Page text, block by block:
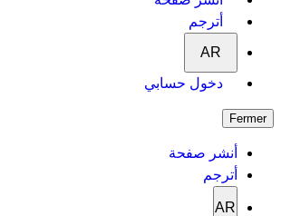
أترجم
AR
دخول حسابي
Fermer
أنشر صفحة
أترجم
AR